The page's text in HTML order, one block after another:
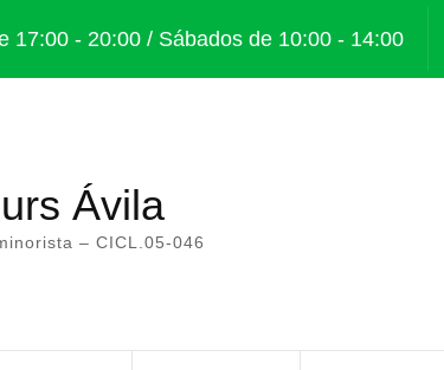
17:00 - 20:00 / Sábados de 10:00 - 14:00
Ávila
– CICL.05-046